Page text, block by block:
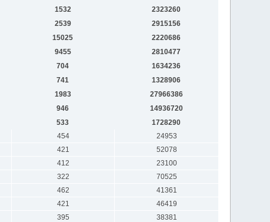
1532
2323260
2539
2915156
15025
2220686
9455
2810477
704
1634236
741
1328906
1983
27966386
946
14936720
533
1728290
454
24953
421
52078
412
23100
322
70525
462
41361
421
46419
395
38381